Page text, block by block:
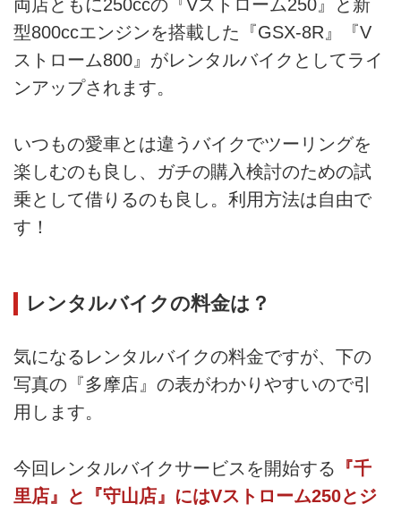
両店ともに250ccの『Vストローム250』と新
型800ccエンジンを搭載した『GSX-8R』『V
ストローム800』がレンタルバイクとしてライ
ンアップされます。
いつもの愛車とは違うバイクでツーリングを
楽しむのも良し、ガチの購入検討のための試
乗として借りるのも良し。利用方法は自由で
す！
レンタルバイクの料金は？
気になるレンタルバイクの料金ですが、下の
写真の『多摩店』の表がわかりやすいので引
用します。
今回レンタルバイクサービスを開始する 『千
里店』と『守山店』にはVストローム250とジ